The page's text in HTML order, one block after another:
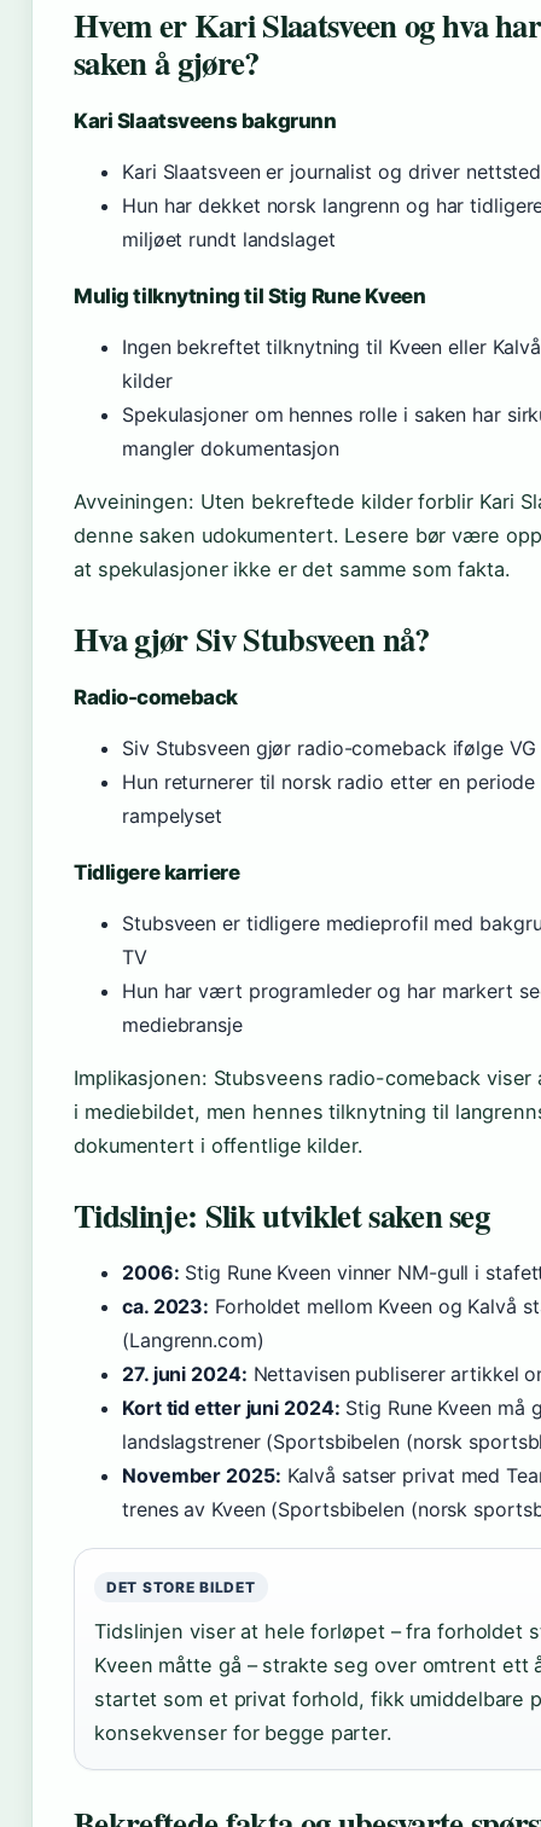
Hvem er Kari Slaatsveen og hva
saken å gjøre?
Kari Slaatsveens bakgrunn
Kari Slaatsveen er journalist og driver
Hun har dekket norsk langrenn og har
miljøet rundt landslaget
Mulig tilknytning til Stig Rune Kveen
Ingen bekreftet tilknytning til Kveen eller
kilder
Spekulasjoner om hennes rolle i saken har
mangler dokumentasjon
Avveiningen: Uten bekreftede kilder forblir Kari
denne saken udokumentert. Lesere bør være
at spekulasjoner ikke er det samme som fakta.
Hva gjør Siv Stubsveen nå?
Radio-comeback
Siv Stubsveen gjør radio-comeback ifølge
Hun returnerer til norsk radio etter en
rampelyset
Tidligere karriere
Stubsveen er tidligere medieprofil med
TV
Hun har vært programleder og har markert
mediebransje
Implikasjonen: Stubsveens radio-comeback viser
i mediebildet, men hennes tilknytning til
dokumentert i offentlige kilder.
Tidslinje: Slik utviklet saken seg
2006: Stig Rune Kveen vinner NM-gull i
ca. 2023: Forholdet mellom Kveen og Kalvå
(Langrenn.com)
27. juni 2024: Nettavisen publiserer artikkel
Kort tid etter juni 2024: Stig Rune Kveen må
landslagstrener (Sportsbibelen (norsk
November 2025: Kalvå satser privat med
trenes av Kveen (Sportsbibelen (norsk
DET STORE BILDET
Tidslinjen viser at hele forløpet – fra forholdet
Kveen måtte gå – strakte seg over omtrent ett
startet som et privat forhold, fikk umiddelbare
konsekvenser for begge parter.